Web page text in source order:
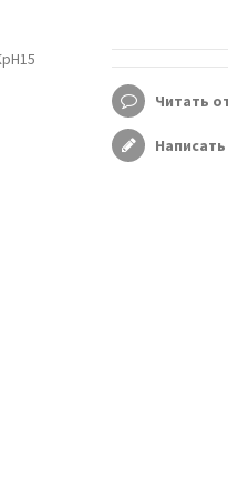
Читать